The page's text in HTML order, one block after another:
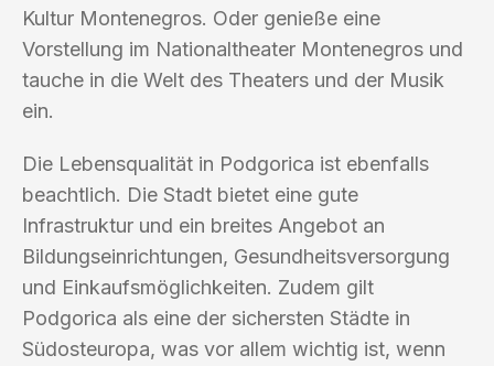
Kultur Montenegros. Oder genieße eine
Vorstellung im Nationaltheater Montenegros und
tauche in die Welt des Theaters und der Musik
ein.
Die Lebensqualität in Podgorica ist ebenfalls
beachtlich. Die Stadt bietet eine gute
Infrastruktur und ein breites Angebot an
Bildungseinrichtungen, Gesundheitsversorgung
und Einkaufsmöglichkeiten. Zudem gilt
Podgorica als eine der sichersten Städte in
Südosteuropa, was vor allem wichtig ist, wenn